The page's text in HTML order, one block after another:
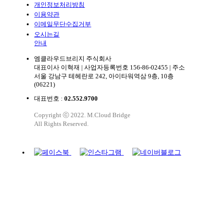
개인정보처리방침
이용약관
이메일무단수집거부
오시는길
안내
엠클라우드브리지 주식회사
대표이사 이혁재 | 사업자등록번호 156-86-02455 | 주소
서울 강남구 테헤란로 242, 아이타워역삼 9층, 10층
(06221)
Copyright ⓒ 2022. M.Cloud Bridge
All Rights Reserved.
대표번호 : 02.552.9700